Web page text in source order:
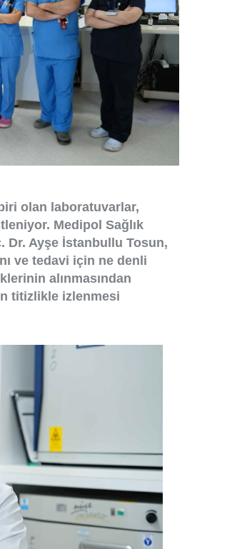
olan laboratuvarlar,
Medipol Sağlık
Dr. Ayşe İstanbullu Tosun,
ve tedavi için ne denli
alınmasından
titizlikle izlenmesi